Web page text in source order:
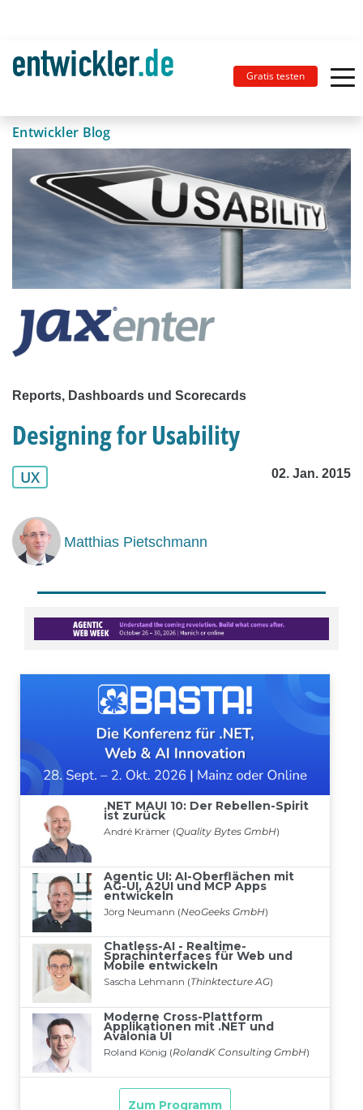
Gratis testen
Entwickler Blog
Reports, Dashboards und Scorecards
Designing for Usability
UX 02. Jan. 2015
Matthias Pietschmann